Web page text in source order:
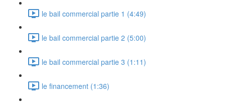
le bail commercial partie 1 (4:49)
le bail commercial partie 2 (5:00)
le bail commercial partie 3 (1:11)
le financement (1:36)